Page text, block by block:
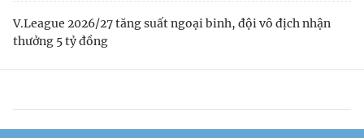
V.League 2026/27 tăng suất ngoại binh, đội vô địch nhận
thưởng 5 tỷ đồng